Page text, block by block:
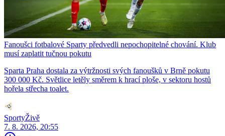
Fanoušci fotbalové Sparty předvedli nepochopitelné chování. Klub
musí zaplatit tučnou pokutu
Sparta Praha dostala za výtržnosti svých fanoušků v Brně pokutu
300 000 Kč. Světlice letěly směrem k hrací ploše, v sektoru hostů
hořela střecha toalet.
SportyŽivě
7. 8. 2026, 20:55